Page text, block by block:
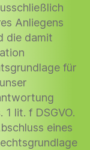
Anliegens
die damit
für
lit. f DSGVO.
eines